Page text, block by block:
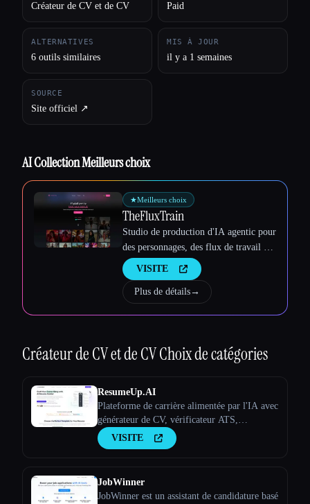
Créateur de CV et de CV Paid
ALTERNATIVES
6 outils similaires
MIS À JOUR
il y a 1 semaines
SOURCE
Site officiel ↗︎
AI Collection Meilleurs choix
★Meilleurs choix
TheFluxTrain
Studio de production d'IA agentic pour
des personnages, des flux de travail et
des vidéos cohérents
VISITE
Plus de détails→
Créateur de CV et de CVChoix de catégories
ResumeUp.AI
Plateforme de carrière alimentée par l'IA avec
générateur de CV, vérificateur ATS,
optimiseur LinkedIn et plus encore. Réalisez
des entretiens plus rapidement grâce à
VISITE
JobWinner
JobWinner est un assistant de candidature basé